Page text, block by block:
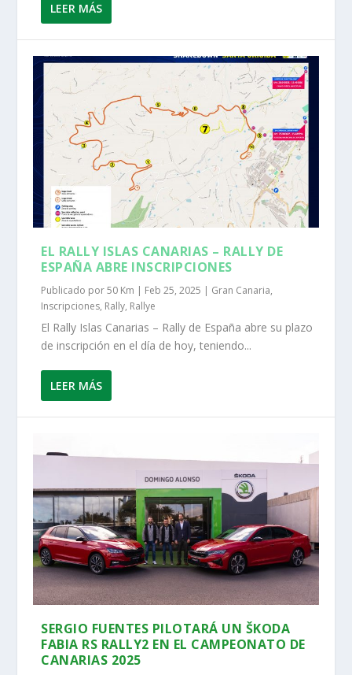
LEER MÁS
EL RALLY ISLAS CANARIAS – RALLY DE
ESPAÑA ABRE INSCRIPCIONES
Publicado por50 Km | Feb 25, 2025 | Gran Canaria,
Inscripciones, Rally, Rallye
El Rally Islas Canarias – Rally de España abre su plazo
de inscripción en el día de hoy, teniendo...
LEER MÁS
SERGIO FUENTES PILOTARÁ UN ŠKODA
FABIA RS RALLY2 EN EL CAMPEONATO DE
CANARIAS 2025